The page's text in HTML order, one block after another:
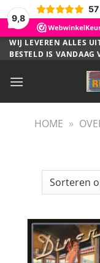
9,8
57
Ga
naar
WIJ LEVEREN ALLES
BESTELD IS
HOME »